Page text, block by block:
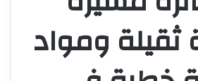
ومواد